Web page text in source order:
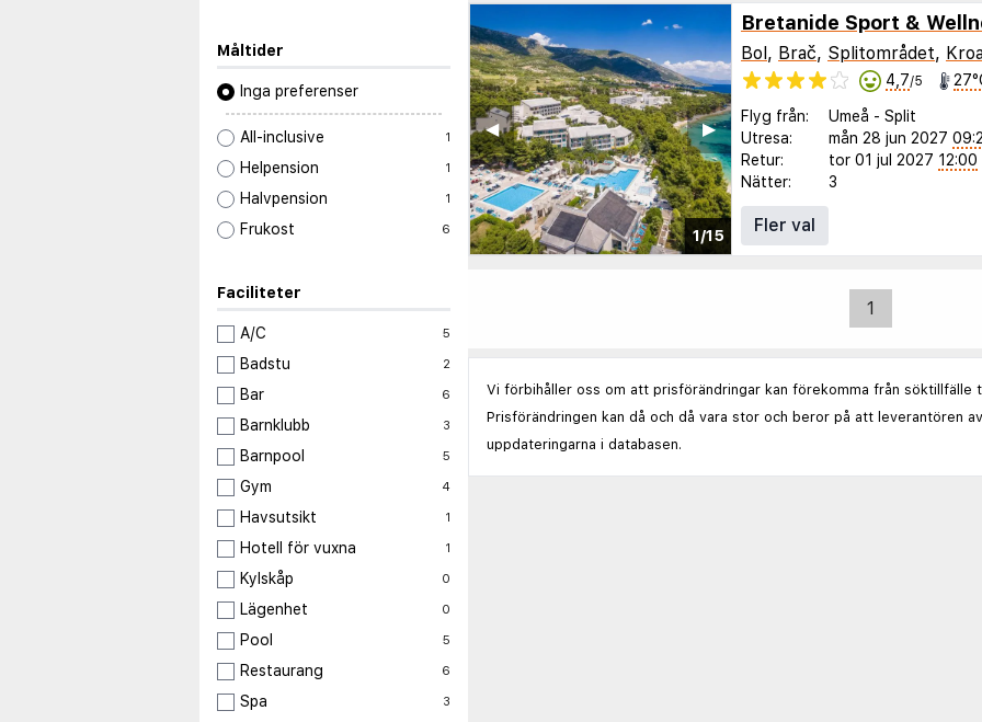
Måltider
Inga preferenser
All-inclusive 1
Helpension 1
Halvpension 1
Frukost 6
Faciliteter
A/C 5
Badstu 2
Bar 6
Barnklubb 3
Barnpool 5
Gym 4
Havsutsikt 1
Hotell för vuxna 1
Kylskåp 0
Lägenhet 0
Pool 5
Restaurang 6
Spa 3
1/15
▶︎
◀︎
Bretanide Sport &
Bol, Brač, Splitområdet,
4,7/5
Flyg från: Umeå - Split
Utresa:
mån 28 jun 2027
Retur:
tor 01 jul 2027 12:00
Nätter:
3
Fler val
1
Vi förbihåller oss om att prisförändringar kan förekomma från söktillfälle
Prisförändringen kan då och då vara stor och beror på att leverantören
uppdateringarna i databasen.